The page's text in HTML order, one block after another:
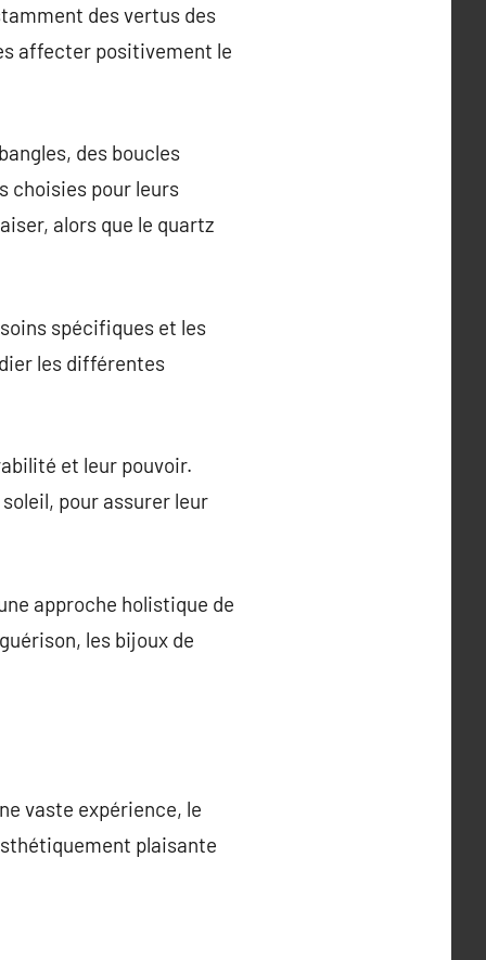
des vertus des
affecter positivement le
des boucles
choisies pour leurs
alors que le quartz
spécifiques et les
les différentes
et leur pouvoir.
pour assurer leur
approche holistique de
les bijoux de
vaste expérience, le
plaisante